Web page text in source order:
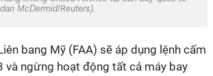
McDermid/Reuters).
bang Mỹ (FAA) sẽ áp dụng lệnh cấm
và ngừng hoạt động tất cả máy bay